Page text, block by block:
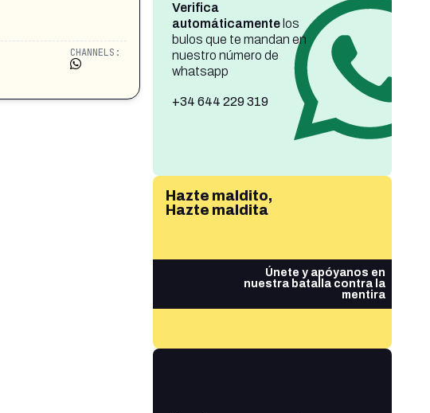
CHANNELS:
Verifica
automáticamentelos
bulos que te mandan en
nuestro número de
whatsapp
+34 644 229 319
Hazte maldito,
Hazte maldita
Únete y apóyanos en
nuestra batalla contra la
mentira